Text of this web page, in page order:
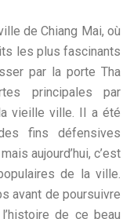
de Chiang Mai, où
les plus fascinants
par la porte Tha
principales par
vieille ville. Il a été
fins défensives
aujourd’hui, c’est
de la ville.
avant de poursuivre
de ce beau